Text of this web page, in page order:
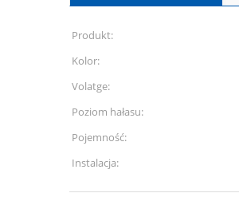
Produkt:
Kolor:
Volatge:
Poziom hałasu:
Pojemność:
Instalacja: